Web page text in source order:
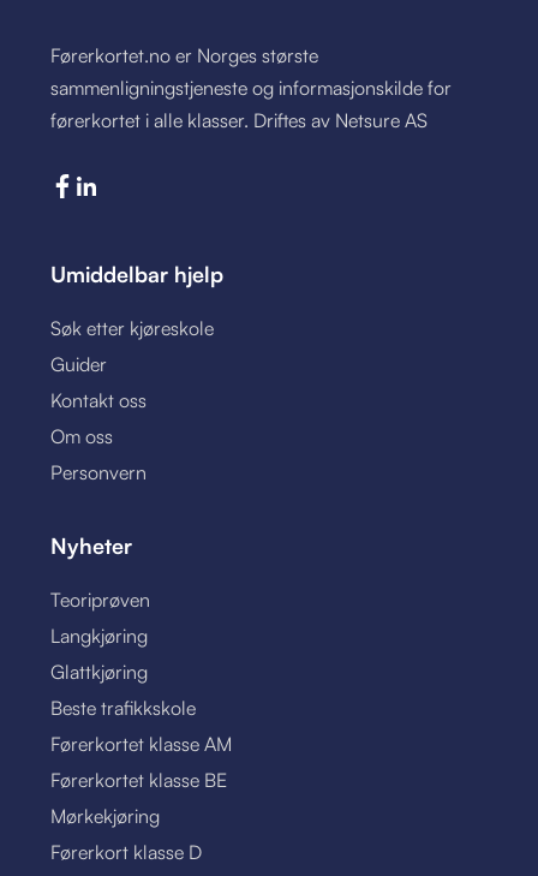
Førerkortet.no er Norges største
sammenligningstjeneste og informasjonskilde for
førerkortet i alle klasser. Driftes av Netsure AS
Umiddelbar hjelp
Søk etter kjøreskole
Guider
Kontakt oss
Om oss
Personvern
Nyheter
Teoriprøven
Langkjøring
Glattkjøring
Beste trafikkskole
Førerkortet klasse AM
Førerkortet klasse BE
Mørkekjøring
Førerkort klasse D